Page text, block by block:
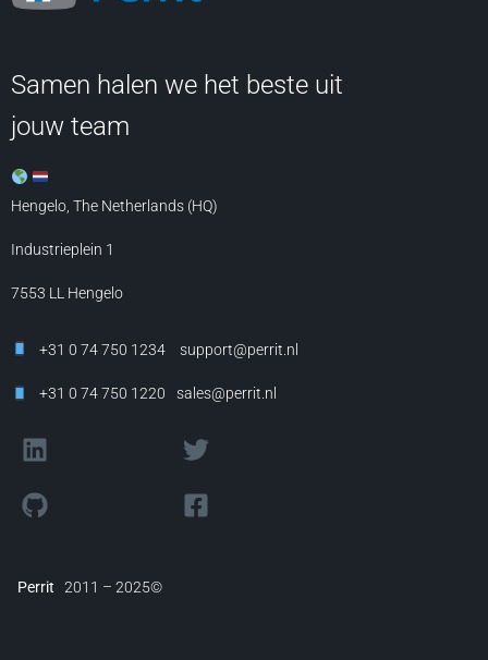
Samen halen we het beste uit
jouw team
Hengelo, The Netherlands (HQ)
Industrieplein 1
7553 LL Hengelo
+31 0 74 750 1234 support@perrit.nl
+31 0 74 750 1220 sales@perrit.nl
Perrit 2011 – 2025©